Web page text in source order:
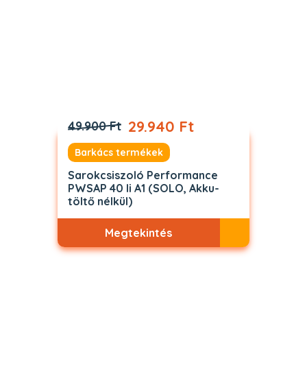
49.900 Ft 29.940 Ft
Barkács termékek
Sarokcsiszoló Performance
PWSAP 40 li A1 (SOLO, Akku-
töltő nélkül)
Megtekintés